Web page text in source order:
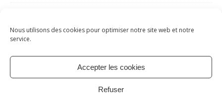
Nous utilisons des cookies pour optimiser notre site web et notre
service.
Accepter les cookies
Refuser
sétois.es
Politique de cookies